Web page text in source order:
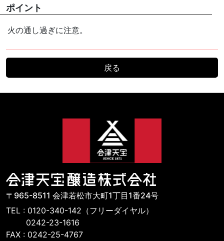
ポイント
火の通し過ぎに注意。
戻る
〒965-8511 会津若松市大町1丁目1番24号
TEL : 0120-340-142（フリーダイヤル）
0242-23-1616
FAX : 0242-25-4767